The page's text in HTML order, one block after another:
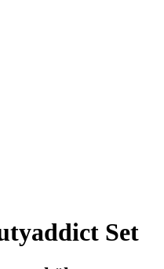
Set